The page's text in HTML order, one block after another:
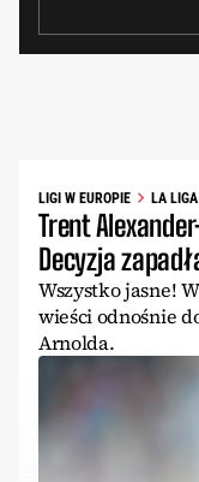
LIGI W EUROPIE LA LIGA
Trent
Decyzja
Wszystko jasne!
wieści odnośnie
Arnolda.